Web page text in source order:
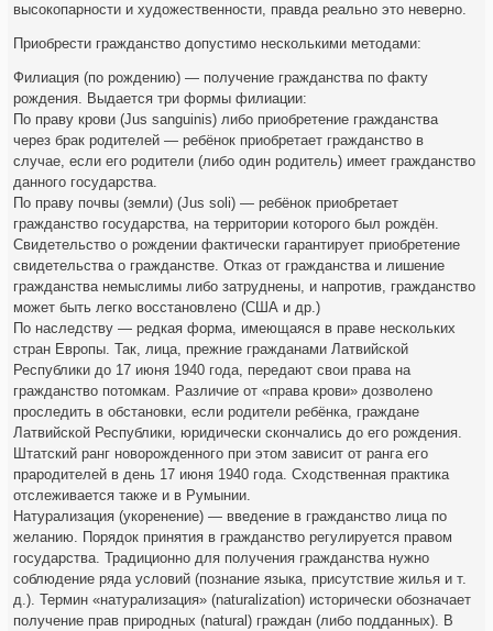
высокопарности и художественности, правда реально это неверно.
Приобрести гражданство допустимо несколькими методами:
Филиация (по рождению) — получение гражданства по факту
рождения. Выдается три формы филиации:
По праву крови (Jus sanguinis) либо приобретение гражданства
через брак родителей — ребёнок приобретает гражданство в
случае, если его родители (либо один родитель) имеет гражданство
данного государства.
По праву почвы (земли) (Jus soli) — ребёнок приобретает
гражданство государства, на территории которого был рождён.
Свидетельство о рождении фактически гарантирует приобретение
свидетельства о гражданстве. Отказ от гражданства и лишение
гражданства немыслимы либо затруднены, и напротив, гражданство
может быть легко восстановлено (США и др.)
По наследству — редкая форма, имеющаяся в праве нескольких
стран Европы. Так, лица, прежние гражданами Латвийской
Республики до 17 июня 1940 года, передают свои права на
гражданство потомкам. Различие от «права крови» дозволено
проследить в обстановки, если родители ребёнка, граждане
Латвийской Республики, юридически скончались до его рождения.
Штатский ранг новорожденного при этом зависит от ранга его
прародителей в день 17 июня 1940 года. Сходственная практика
отслеживается также и в Румынии.
Натурализация (укоренение) — введение в гражданство лица по
желанию. Порядок принятия в гражданство регулируется правом
государства. Традиционно для получения гражданства нужно
соблюдение ряда условий (познание языка, присутствие жилья и т.
д.). Термин «натурализация» (naturalization) исторически обозначает
получение прав природных (natural) граждан (либо подданных). В